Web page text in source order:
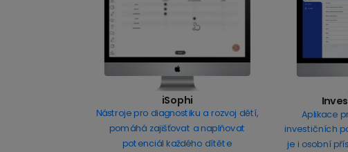
iSophi
Nástroje pro diagnostiku a rozvoj dětí,
pomáhá zajišťovat a naplňovat
potenciál každého dítěte
Aplikace
investičních
je i osobní